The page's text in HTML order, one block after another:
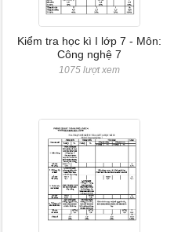
Kiểm tra học kì I lớp 7 - Môn:
Công nghệ 7
1075 lượt xem